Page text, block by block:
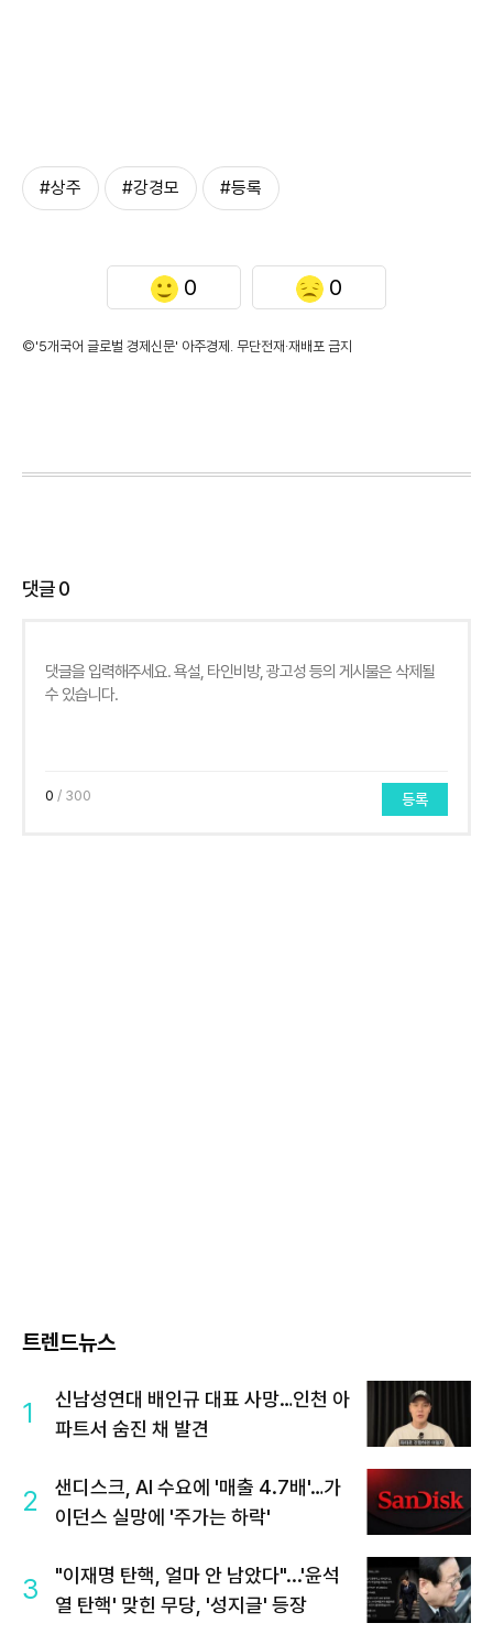
#상주 #강경모 #등록
0 0
©'5개국어 글로벌 경제신문' 아주경제. 무단전재·재배포 금지
댓글0
0 / 300 등록
트렌드뉴스
1
신남성연대 배인규 대표 사망…인천 아
파트서 숨진 채 발견
2
샌디스크, AI 수요에 '매출 4.7배'…가
이던스 실망에 '주가는 하락'
3
"이재명 탄핵, 얼마 안 남았다"...'윤석
열 탄핵' 맞힌 무당, '성지글' 등장